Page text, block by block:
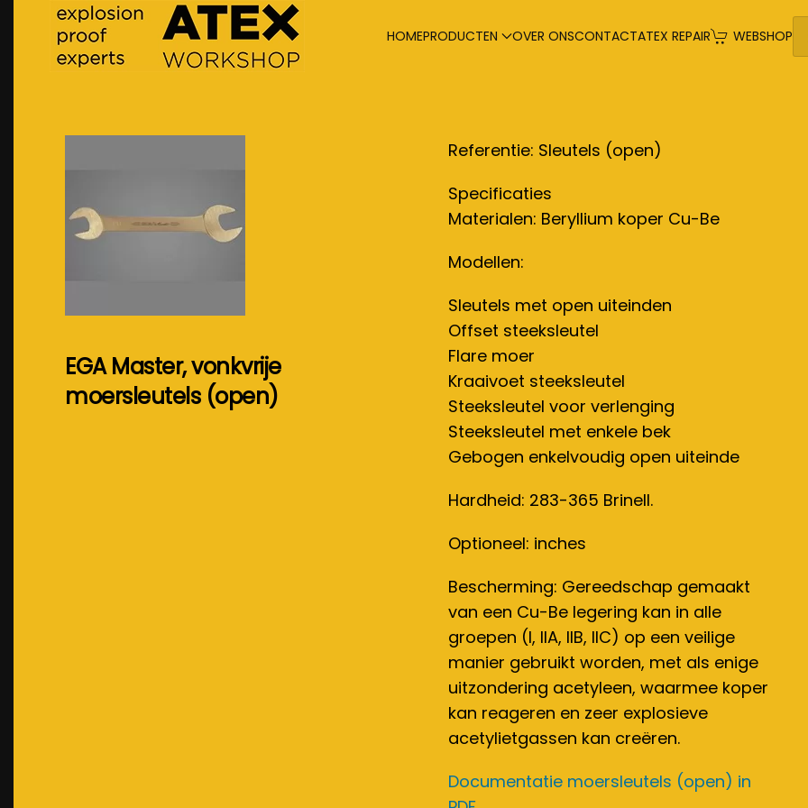
Terug naar hoofdinhoud
HOMEPRODUCTEN OVER ONSCONTACTATEX REPAIR WEBSHOP
EGA Master, vonkvrije
moersleutels (open)
Referentie: Sleutels (open)
Specificaties
Materialen: Beryllium koper Cu-Be
Modellen:
Sleutels met open uiteinden
Offset steeksleutel
Flare moer
Kraaivoet steeksleutel
Steeksleutel voor verlenging
Steeksleutel met enkele bek
Gebogen enkelvoudig open uiteinde
Hardheid: 283-365 Brinell.
Optioneel: inches
Bescherming: Gereedschap gemaakt
van een Cu-Be legering kan in alle
groepen (I, IIA, IIB, IIC) op een veilige
manier gebruikt worden, met als enige
uitzondering acetyleen, waarmee koper
kan reageren en zeer explosieve
acetylietgassen kan creëren.
Documentatie moersleutels (open) in